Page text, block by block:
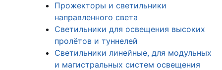
Прожекторы и светильники
направленного света
Светильники для освещения высоких
пролётов и туннелей
Светильники линейные, для модульных
и магистральных систем освещения